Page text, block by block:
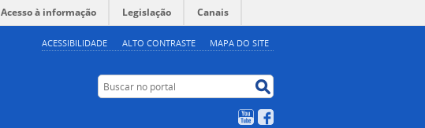
ACESSIBILIDADE ALTO CONTRASTE MAPA DO SITE
Acesso à informação Legislação Canais
Buscar no portal
YouTube